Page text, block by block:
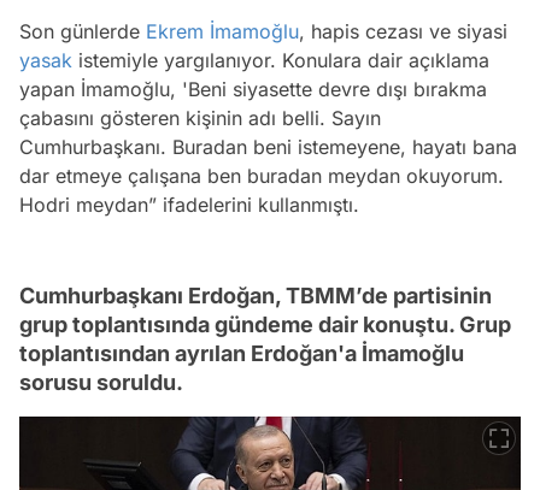
Son günlerde Ekrem İmamoğlu, hapis cezası ve siyasi
yasak istemiyle yargılanıyor. Konulara dair açıklama
yapan İmamoğlu, 'Beni siyasette devre dışı bırakma
çabasını gösteren kişinin adı belli. Sayın
Cumhurbaşkanı. Buradan beni istemeyene, hayatı bana
dar etmeye çalışana ben buradan meydan okuyorum.
Hodri meydan” ifadelerini kullanmıştı.
Cumhurbaşkanı Erdoğan, TBMM’de partisinin
grup toplantısında gündeme dair konuştu. Grup
toplantısından ayrılan Erdoğan'a İmamoğlu
sorusu soruldu.